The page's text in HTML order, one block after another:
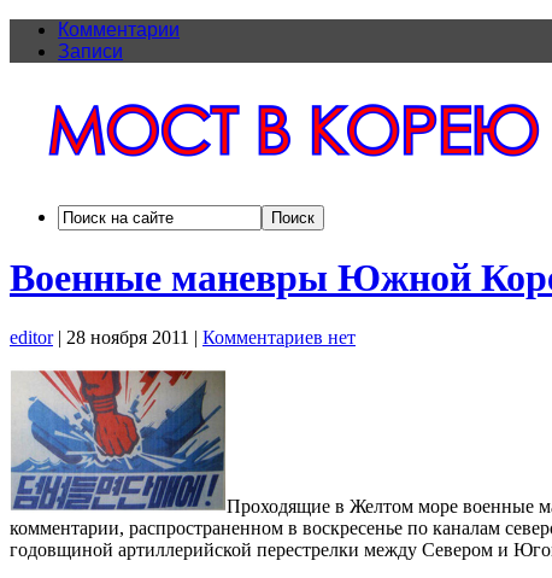
Комментарии
Записи
Военные маневры Южной
editor| 28 ноября 2011 | Комментариев нет
Проходящие в Желтом море военные
комментарии, распространенном в воскресенье по каналам
годовщиной артиллерийской перестрелки между Севером и